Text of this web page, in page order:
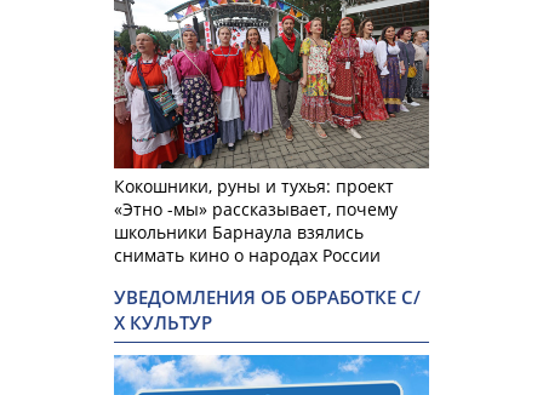
Кокошники, руны и тухья: проект
«Этно -мы» рассказывает, почему
школьники Барнаула взялись
снимать кино о народах России
УВЕДОМЛЕНИЯ ОБ ОБРАБОТКЕ С/
Х КУЛЬТУР